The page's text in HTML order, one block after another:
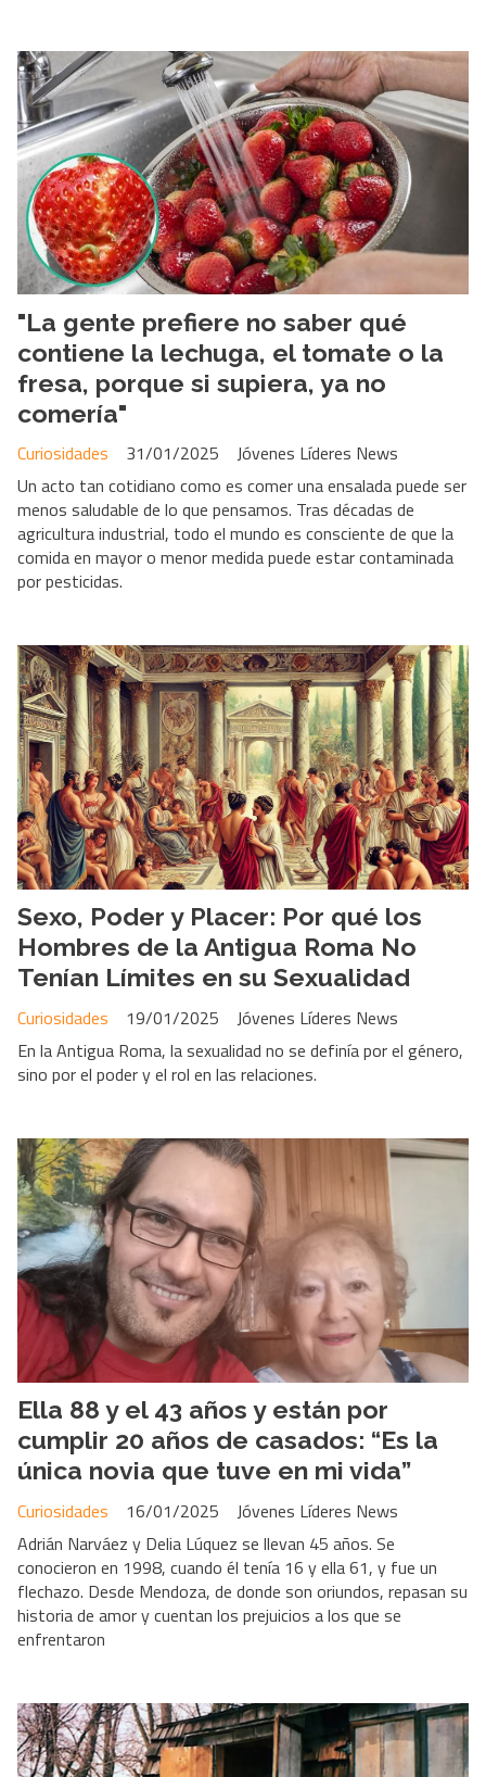
"La gente prefiere no saber qué
contiene la lechuga, el tomate o la
fresa, porque si supiera, ya no
comería"
Jóvenes Líderes News
Curiosidades
31/01/2025
Un acto tan cotidiano como es comer una ensalada puede ser
menos saludable de lo que pensamos. Tras décadas de
agricultura industrial, todo el mundo es consciente de que la
comida en mayor o menor medida puede estar contaminada
por pesticidas.
Sexo, Poder y Placer: Por qué los
Hombres de la Antigua Roma No
Tenían Límites en su Sexualidad
Jóvenes Líderes News
Curiosidades
19/01/2025
En la Antigua Roma, la sexualidad no se definía por el género,
sino por el poder y el rol en las relaciones.
Ella 88 y el 43 años y están por
cumplir 20 años de casados: “Es la
única novia que tuve en mi vida”
Jóvenes Líderes News
Curiosidades
16/01/2025
Adrián Narváez y Delia Lúquez se llevan 45 años. Se
conocieron en 1998, cuando él tenía 16 y ella 61, y fue un
flechazo. Desde Mendoza, de donde son oriundos, repasan su
historia de amor y cuentan los prejuicios a los que se
enfrentaron